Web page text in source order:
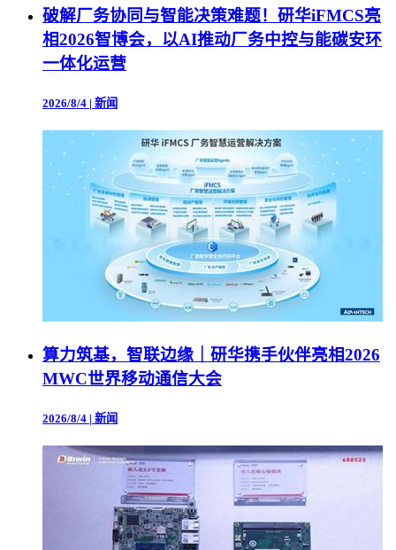
破解厂务协同与智能决策难题！研华iFMCS亮
相2026智博会，以AI推动厂务中控与能碳安环
一体化运营
2026/8/4 | 新闻
算力筑基，智联边缘｜研华携手伙伴亮相2026
MWC世界移动通信大会
2026/8/4 | 新闻